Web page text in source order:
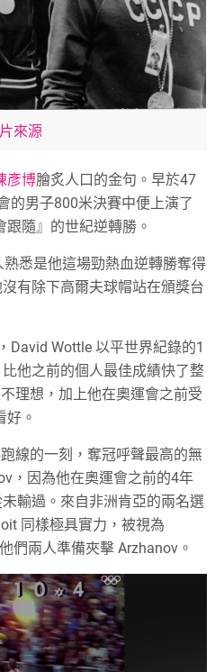
來源
彥博膾炙人口的金句。早於47
的男子800米決賽中便上演了
隨』的世紀逆轉勝。
悉是他這場勁熱血逆轉勝奪得
有除下高爾夫球帽站在頒獎台
David Wottle 以平世界紀錄的1
他之前的個人最佳成績快了整
理想，加上他在奧運會之前受
好。
線的一刻，奪冠呼聲最高的無
，因為他在奧運會之前的4年
輸過。來自非洲肯亞的兩名選
同樣極具實力，被視為
們兩人準備夾擊 Arzhanov。